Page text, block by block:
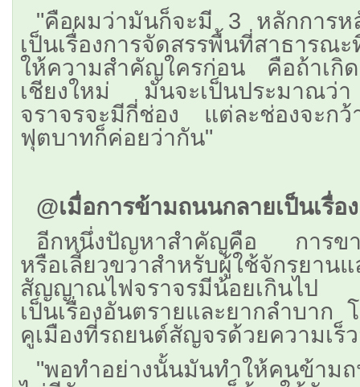
"คือผมว่ามันก็จะมี 3 หลักการ
เป็นเรื่องการจัดสรรพื้นที่สาธารณ
ให้ความสำคัญใครก่อน คือถ้าเกิด
เชียงใหม่ มันจะเป็นประมาณว่
จราจรจะมีกี่ช่อง แต่ละช่องจะก
ฟุตบาทก็ค่อยว่ากัน"
@เมื่อการข้ามถนนกลายเป็นเรื่อ
อีกหนึ่งปัญหาสำคัญคือ การขา
หรือเลี้ยวขวาสำหรับผู้ใช้จักรยาน
สัญญาณไฟจราจรมีน้อยเกินไป
เป็นเรื่องอันตรายและยากลำบาก
คูเมืองที่รถยนต์สัญจรด้วยความเร็
"พอทำอย่างนั้นมันทำให้คนข้าม